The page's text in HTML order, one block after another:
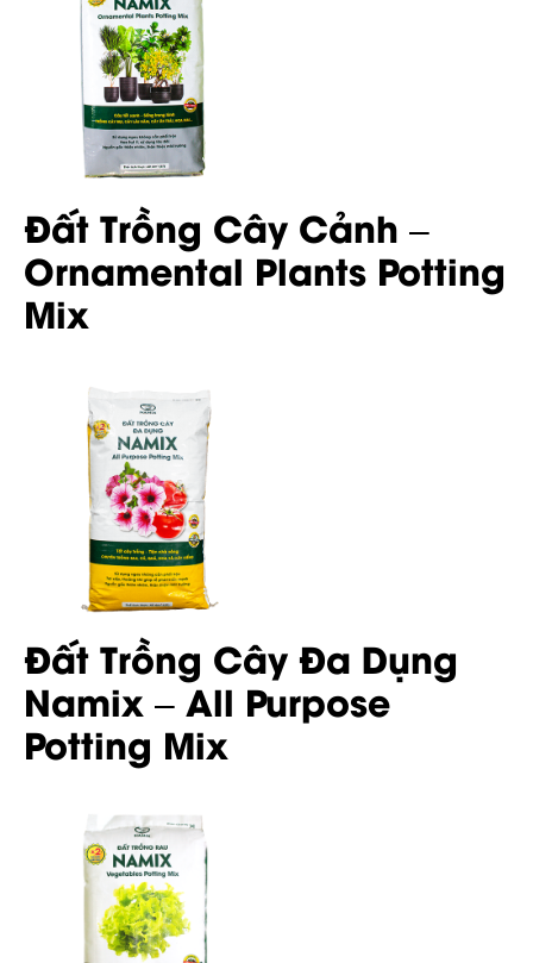
Đất Trồng Cây Cảnh –
Ornamental Plants Potting
Mix
Đất Trồng Cây Đa Dụng
Namix – All Purpose
Potting Mix